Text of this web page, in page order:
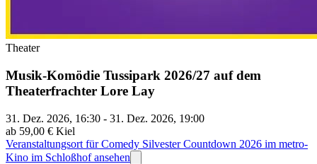
Theater
Musik-Komödie Tussipark 2026/27 auf dem
Theaterfrachter Lore Lay
31. Dez. 2026, 16:30 - 31. Dez. 2026, 19:00
ab 59,00 € Kiel
Veranstaltungsort für Comedy Silvester Countdown 2026 im metro-
Kino im Schloßhof ansehen